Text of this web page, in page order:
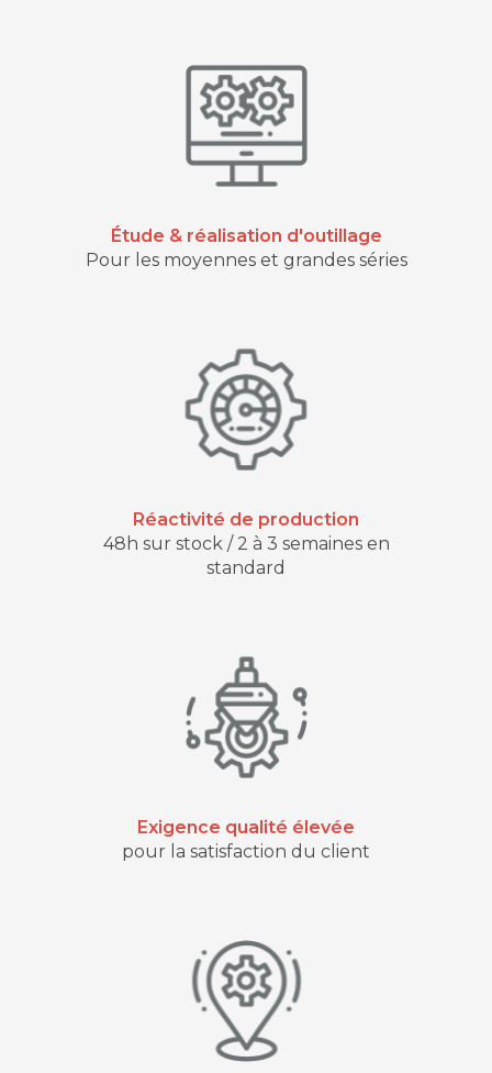
Étude & réalisation d'outillage
Pour les moyennes et grandes séries
Réactivité de production
48h sur stock / 2 à 3 semaines en
standard
Exigence qualité élevée
pour la satisfaction du client